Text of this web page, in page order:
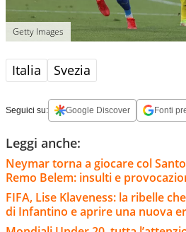
Getty Images
Italia Svezia
Seguici su: Google Discover Fonti
Leggi anche:
Neymar torna a giocare col
Remo Belem: insulti e
FIFA, Lise Klaveness: la ribelle
di Infantino e aprire una nuova